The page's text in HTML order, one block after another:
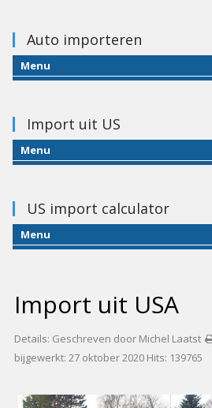
Auto importeren
Menu
Import uit US
Menu
US import calculator
Menu
Import uit USA
Details: Geschreven door Michel Laatst
bijgewerkt: 27 oktober 2020 Hits: 139765